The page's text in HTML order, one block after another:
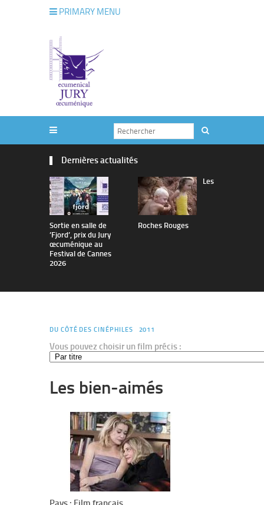
PRIMARY MENU
Dernières actualités
Sortie en salle de
’Fjord’, prix du Jury
œcuménique au
Festival de Cannes
2026
Les
Roches Rouges
DU CÔTÉ DES CINÉPHILES 2011
Vous pouvez choisir un film précis :
Les bien-aimés